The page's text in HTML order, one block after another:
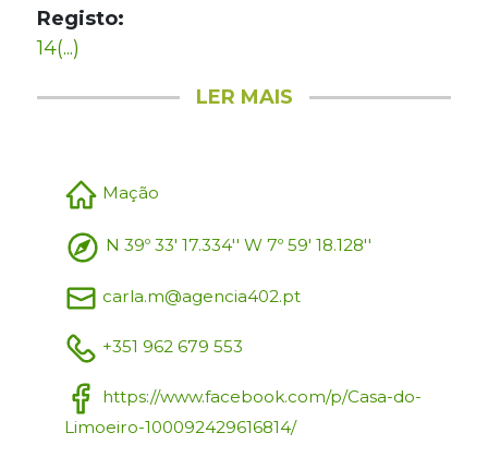
Registo:
14(...)
LER MAIS
Mação
N 39º 33' 17.334'' W 7º 59' 18.128''
carla.m@agencia402.pt
+351 962 679 553
https://www.facebook.com/p/Casa-do-
Limoeiro-100092429616814/